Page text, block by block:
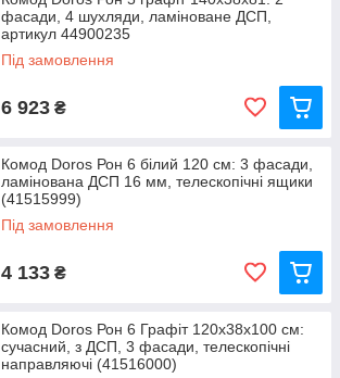
фасади, 4 шухляди, ламіноване ДСП,
артикул 44900235
Під замовлення
6 923 ₴
Комод Doros Рон 6 білий 120 см: 3 фасади,
ламінована ДСП 16 мм, телескопічні ящики
(41515999)
Під замовлення
4 133 ₴
Комод Doros Рон 6 Графіт 120х38х100 см:
сучасний, з ДСП, 3 фасади, телескопічні
направляючі (41516000)